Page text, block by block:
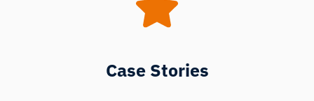
Case Stories